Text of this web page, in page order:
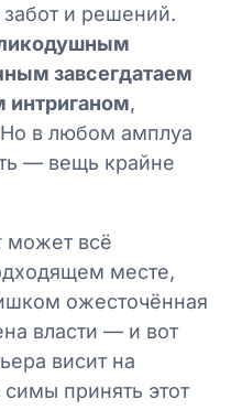
забот и решений.
завсегдатаем
интриганом,
в любом амплуа
— вещь крайне
может всё
месте,
ожесточённая
власти — и вот
висит на
принять этот